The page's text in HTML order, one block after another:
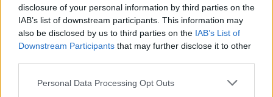
disclosure of your personal information by third parties on the
IAB’s list of downstream participants. This information may
also be disclosed by us to third parties on the IAB’s List of
Downstream Participants that may further disclose it to other
Personal Data Processing Opt Outs